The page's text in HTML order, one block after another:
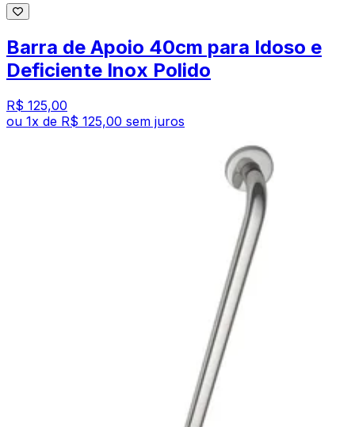
Barra de Apoio 40cm para Idoso e
Deficiente Inox Polido
R$ 125,00
ou 1x de R$ 125,00 sem juros